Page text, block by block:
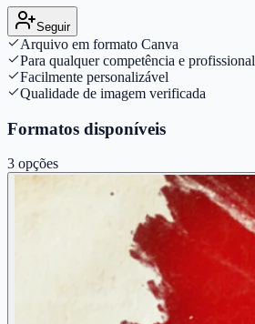
Seguir
Arquivo em formato Canva
Para qualquer competência e profissional
Facilmente personalizável
Qualidade de imagem verificada
Formatos disponíveis
3 opções